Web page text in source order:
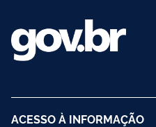
ACESSO À INFORMAÇÃO